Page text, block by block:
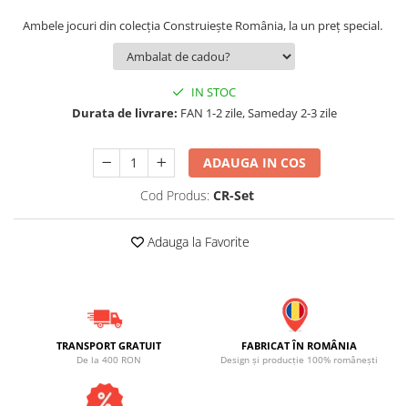
Ambele jocuri din colecția Construiește România, la un preț special.
IN STOC
Durata de livrare: FAN 1-2 zile, Sameday 2-3 zile
ADAUGA IN COS
Cod Produs: CR-Set
Adauga la Favorite
TRANSPORT GRATUIT
De la 400 RON
FABRICAT ÎN ROMÂNIA
Design și producție 100% românești